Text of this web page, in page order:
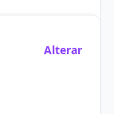
Alterar